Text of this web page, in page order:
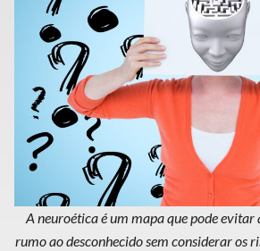
A neuroética é um mapa que pode evitar
rumo ao desconhecido sem considerar os